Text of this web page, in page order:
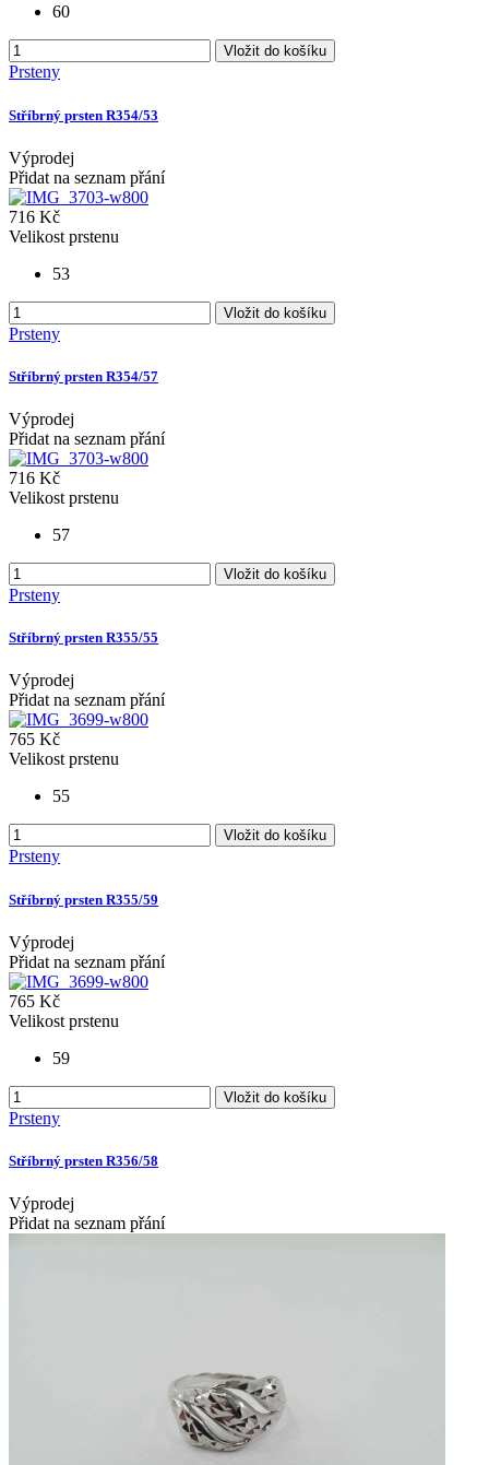
60
Vložit do košíku
Prsteny
Stříbrný prsten R354/53
Výprodej
Přidat na seznam přání
716 Kč
Velikost prstenu
53
Vložit do košíku
Prsteny
Stříbrný prsten R354/57
Výprodej
Přidat na seznam přání
716 Kč
Velikost prstenu
57
Vložit do košíku
Prsteny
Stříbrný prsten R355/55
Výprodej
Přidat na seznam přání
765 Kč
Velikost prstenu
55
Vložit do košíku
Prsteny
Stříbrný prsten R355/59
Výprodej
Přidat na seznam přání
765 Kč
Velikost prstenu
59
Vložit do košíku
Prsteny
Stříbrný prsten R356/58
Výprodej
Přidat na seznam přání